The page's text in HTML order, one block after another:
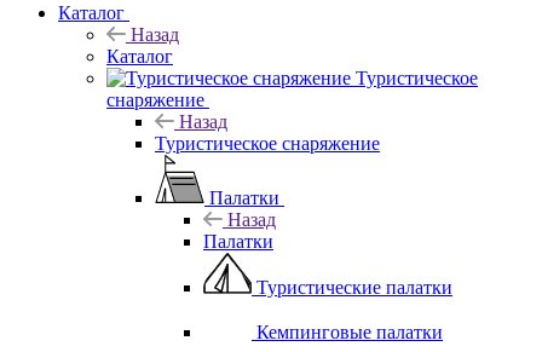
Каталог
Назад
Каталог
Туристическое
снаряжение
Назад
Туристическое снаряжение
Палатки
Назад
Палатки
Туристические палатки
Кемпинговые палатки